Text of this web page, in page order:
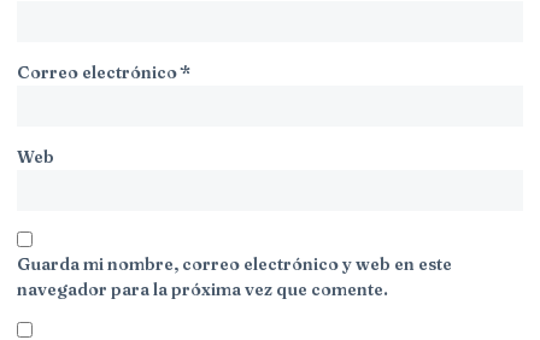
Correo electrónico*
Web
Guarda mi nombre, correo electrónico y web en este
navegador para la próxima vez que comente.